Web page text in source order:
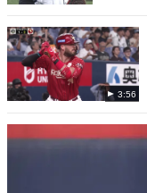
3:56